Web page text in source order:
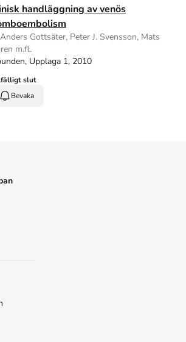
handläggning av venös
Gottsäter, Peter J. Svensson, Mats
m.fl.
Upplaga 1, 2010
slut
Bevaka